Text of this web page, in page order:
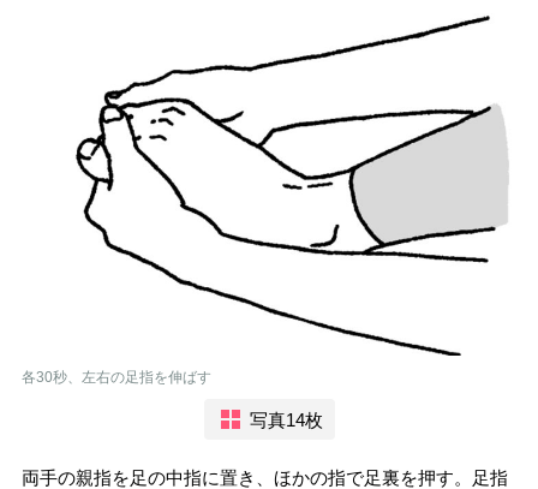
各30秒、左右の足指を伸ばす
写真14枚
両手の親指を足の中指に置き、ほかの指で足裏を押す。足指